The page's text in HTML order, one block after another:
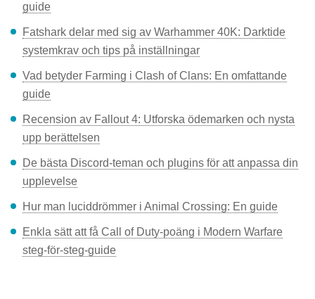
guide
Fatshark delar med sig av Warhammer 40K: Darktide
systemkrav och tips på inställningar
Vad betyder Farming i Clash of Clans: En omfattande
guide
Recension av Fallout 4: Utforska ödemarken och nysta
upp berättelsen
De bästa Discord-teman och plugins för att anpassa din
upplevelse
Hur man luciddrömmer i Animal Crossing: En guide
Enkla sätt att få Call of Duty-poäng i Modern Warfare
steg-för-steg-guide